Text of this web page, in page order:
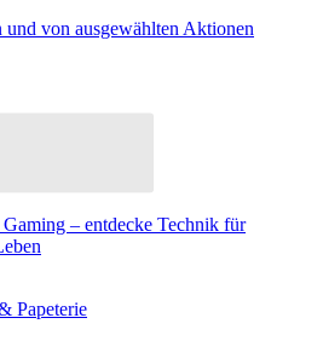
und von ausgewählten Aktionen
– entdecke Technik für
Papeterie